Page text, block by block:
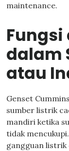
maintenance.
Fungsi
dalam
atau
Genset
sumber listrik
mandiri ketika
tidak
gangguan listrik